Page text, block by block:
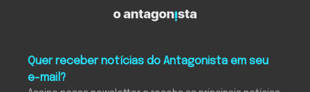
Quer receber notícias do Antagonista em seu
e-mail?